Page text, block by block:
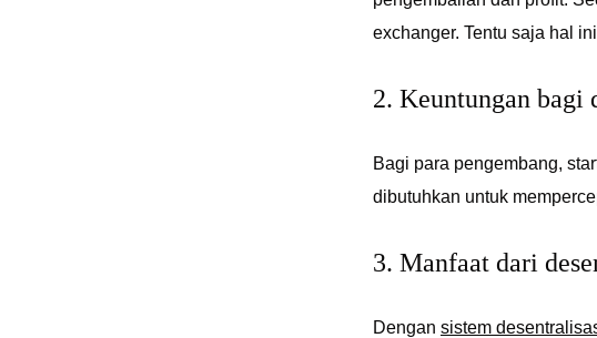
exchanger. Tentu saja hal
2. Keuntungan bagi
Bagi para pengembang,
dibutuhkan untuk
3. Manfaat dari
Dengan sistem